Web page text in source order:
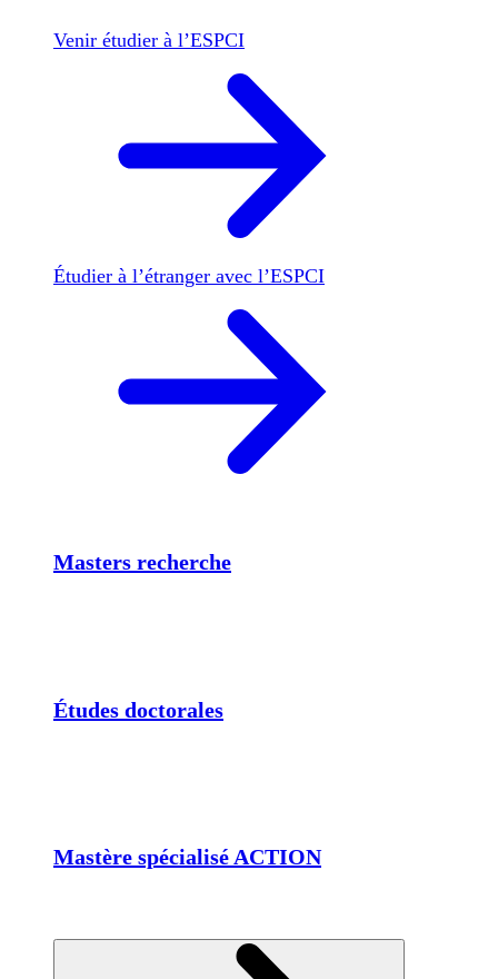
Venir étudier à l’ESPCI
Étudier à l’étranger avec l’ESPCI
Masters recherche
Études doctorales
Mastère spécialisé ACTION